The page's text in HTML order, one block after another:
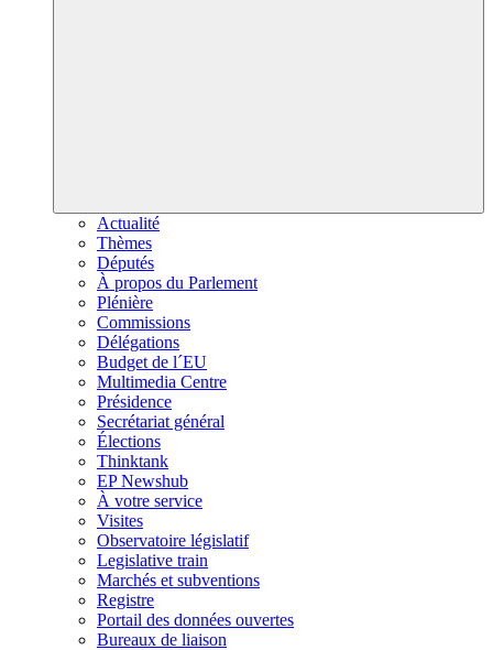
Actualité
Thèmes
Députés
À propos du Parlement
Plénière
Commissions
Délégations
Budget de l´EU
Multimedia Centre
Présidence
Secrétariat général
Élections
Thinktank
EP Newshub
À votre service
Visites
Observatoire législatif
Legislative train
Marchés et subventions
Registre
Portail des données ouvertes
Bureaux de liaison